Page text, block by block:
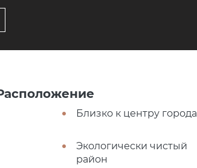
Близко к центру города
Экологически чистый
район